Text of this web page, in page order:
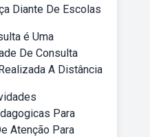
Diante De Escolas
é Uma
De Consulta
A Distância
Para
Atenção Para